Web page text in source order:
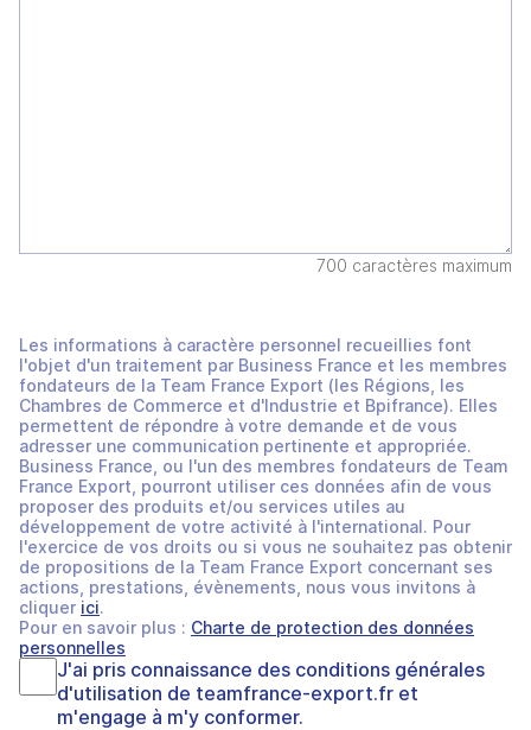
700 caractères maximum
Les informations à caractère personnel recueillies font
l'objet d'un traitement par Business France et les membres
fondateurs de la Team France Export (les Régions, les
Chambres de Commerce et d'Industrie et Bpifrance). Elles
permettent de répondre à votre demande et de vous
adresser une communication pertinente et appropriée.
Business France, ou l'un des membres fondateurs de Team
France Export, pourront utiliser ces données afin de vous
proposer des produits et/ou services utiles au
développement de votre activité à l'international. Pour
l'exercice de vos droits ou si vous ne souhaitez pas obtenir
de propositions de la Team France Export concernant ses
actions, prestations, évènements, nous vous invitons à
cliquer ici.
Pour en savoir plus : Charte de protection des données
personnelles
J'ai pris connaissance des conditions générales
d'utilisation de teamfrance-export.fr et
m'engage à m'y conformer.